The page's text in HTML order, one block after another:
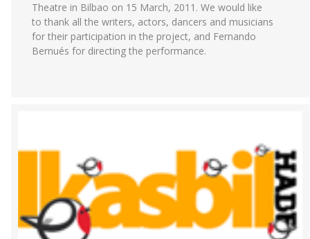
Theatre in Bilbao on 15 March, 2011. We would like
to thank all the writers, actors, dancers and musicians
for their participation in the project, and Fernando
Bernués for directing the performance.